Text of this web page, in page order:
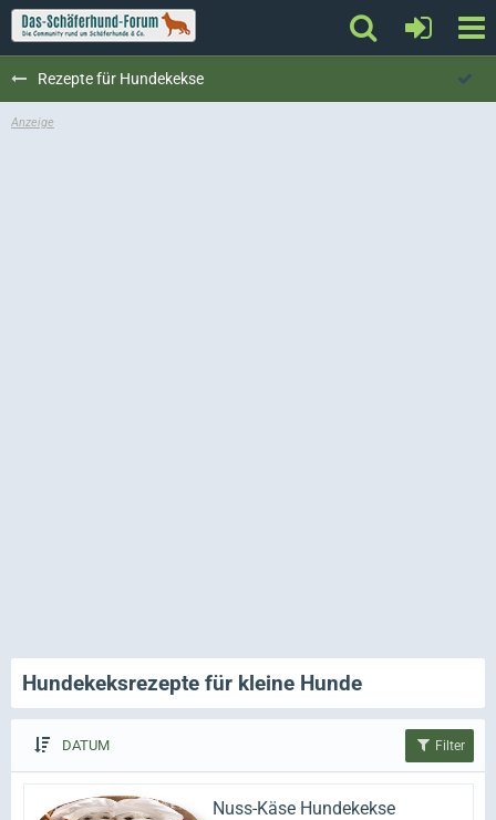
Rezepte für Hundekekse
Hundekeksrezepte für kleine Hunde
DATUM Filter
Nuss-Käse Hundekekse